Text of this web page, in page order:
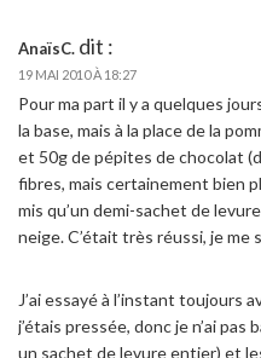
AnaïsC. dit :
19 MAI 2010 À 18:27
Pour ma part il y a quelques
la base, mais à la place de la
et 50g de pépites de chocolat
fibres, mais certainement bien
mis qu’un demi-sachet de
neige. C’était très réussi, je me
J’ai essayé à l’instant toujours
j’étais pressée, donc je n’ai pas
un sachet de levure entier) et